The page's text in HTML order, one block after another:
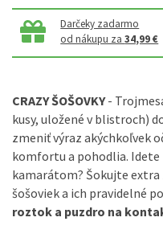
Darčeky zadarmo
od nákupu za34,99 €
CRAZY ŠOŠOVKY-
kusy, uložené v blistroch)
zmeniť výraz akýchkoľvek
komfortu a pohodlia. Idete
kamarátom? Šokujte extra
šošoviek a ich pravidelné
roztok a puzdro na